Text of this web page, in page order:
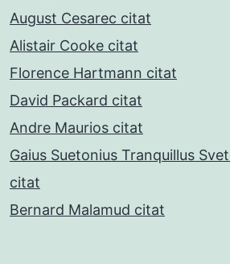
August Cesarec citat
Alistair Cooke citat
Florence Hartmann citat
David Packard citat
Andre Maurios citat
Gaius Suetonius Tranquillus
citat
Bernard Malamud citat